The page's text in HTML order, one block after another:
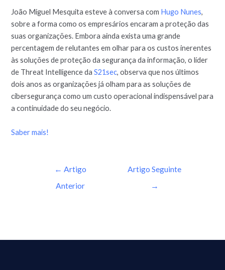
João Miguel Mesquita esteve à conversa com Hugo Nunes,
sobre a forma como os empresários encaram a proteção das
suas organizações. Embora ainda exista uma grande
percentagem de relutantes em olhar para os custos inerentes
às soluções de proteção da segurança da informação, o líder
de Threat Intelligence daS21sec, observa que nos últimos
dois anos as organizações já olham para as soluções de
cibersegurança como um custo operacional indispensável para
a continuidade do seu negócio.
Saber mais!
← Artigo
Anterior
Artigo Seguinte
→